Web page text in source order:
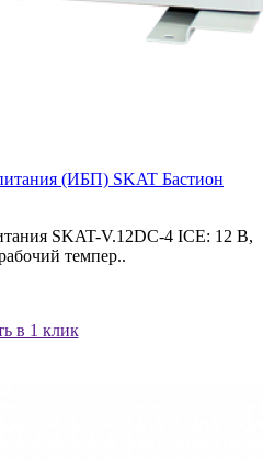
(ИБП) SKAT Бастион
SKAT-V.12DC-4 ICE: 12 В,
темпер..
в 1 клик